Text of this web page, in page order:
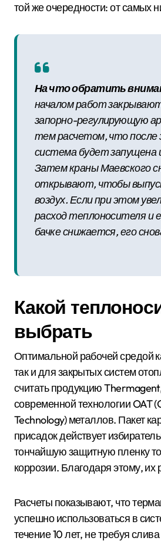
той же очередности: от самых
На что обратить
началом работ
запорно-регулирующую
тем расчетом, что после
система будет запущена
Затем краны Маевского
открывают, чтобы
воздух. Если при этом
расход теплоносителя и
бачке снижается, его
Какой
выбрать
Оптимальной рабочей средой
так и для закрытых систем
считать продукцию
современной технологии OAT
Technology) металлов. Пакет
присадок действует
тончайшую защитную пленку
коррозии. Благодаря этому,
Расчеты показывают, что
успешно использоваться в
течение 10 лет, не требуя